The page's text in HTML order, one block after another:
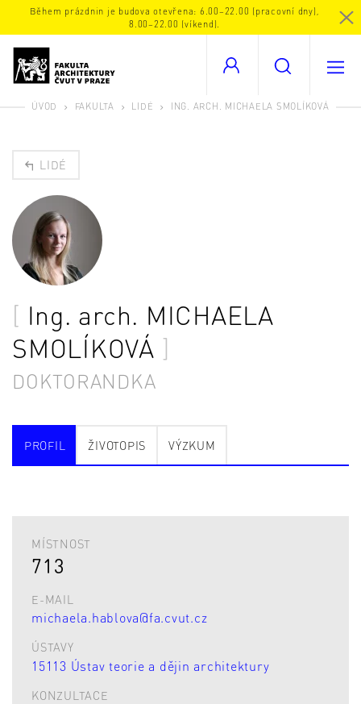
Během prázdnin je budova otevřena: 6.00–22.00 (pracovní dny),
8.00–22.00 (víkend).
ÚVOD FAKULTA LIDÉ ING. ARCH. MICHAELA SMOLÍKOVÁ
LIDÉ
Ing. arch. MICHAELA
SMOLÍKOVÁ
DOKTORANDKA
PROFIL ŽIVOTOPIS VÝZKUM
MÍSTNOST
713
E-MAIL
michaela.hablova@fa.cvut.cz
ÚSTAVY
15113 Ústav teorie a dějin architektury
KONZULTACE